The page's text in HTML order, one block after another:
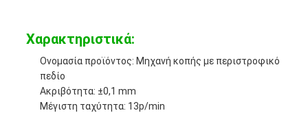
Χαρακτηριστικά:
Ονομασία προϊόντος: Μηχανή κοπής με περιστροφικό
πεδίο
Ακριβότητα: ±0,1 mm
Μέγιστη ταχύτητα: 13p/min